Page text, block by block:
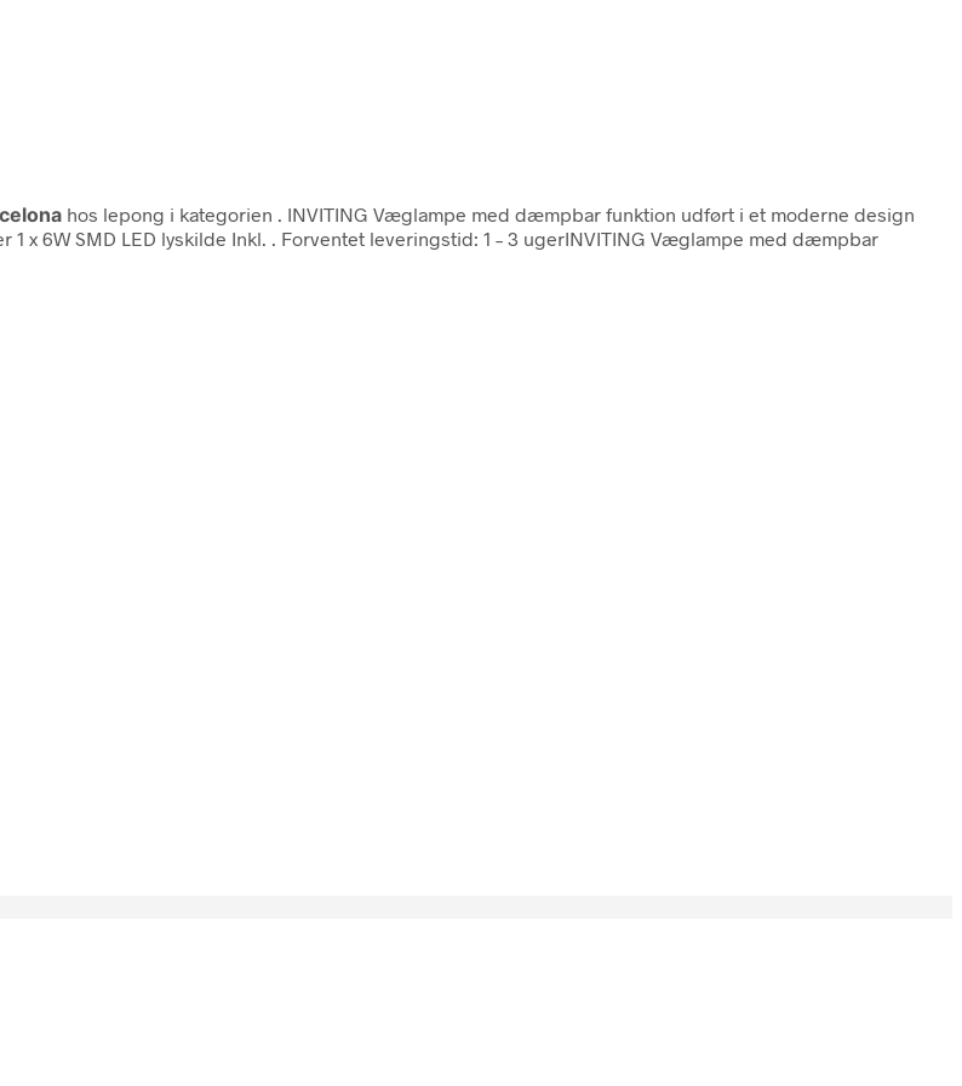
hos lepong i kategorien
. INVITING Væglampe med dæmpbar funktion udført i et moderne design
x 6W SMD LED lyskilde Inkl. . Forventet leveringstid: 1 – 3 ugerINVITING Væglampe med dæmpbar